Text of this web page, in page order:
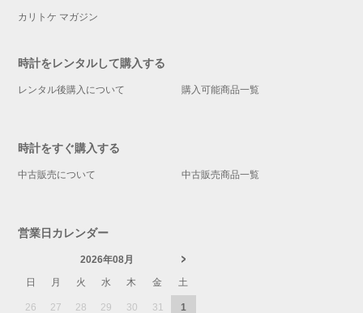
カリトケ マガジン
時計をレンタルして購入する
レンタル後購入について 購入可能商品一覧
時計をすぐ購入する
中古販売について 中古販売商品一覧
営業日カレンダー
2026年08月
日
月 火 水 木 金 土
26 27 28 29 30 31 1